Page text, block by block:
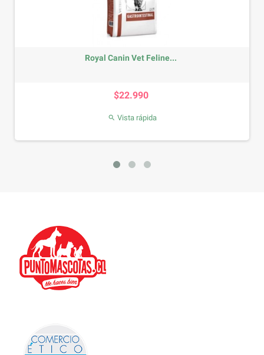
Royal Canin Vet Feline...
$22.990
 Vista rápida